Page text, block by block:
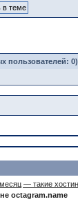
пользователей: 0)
octagram.name